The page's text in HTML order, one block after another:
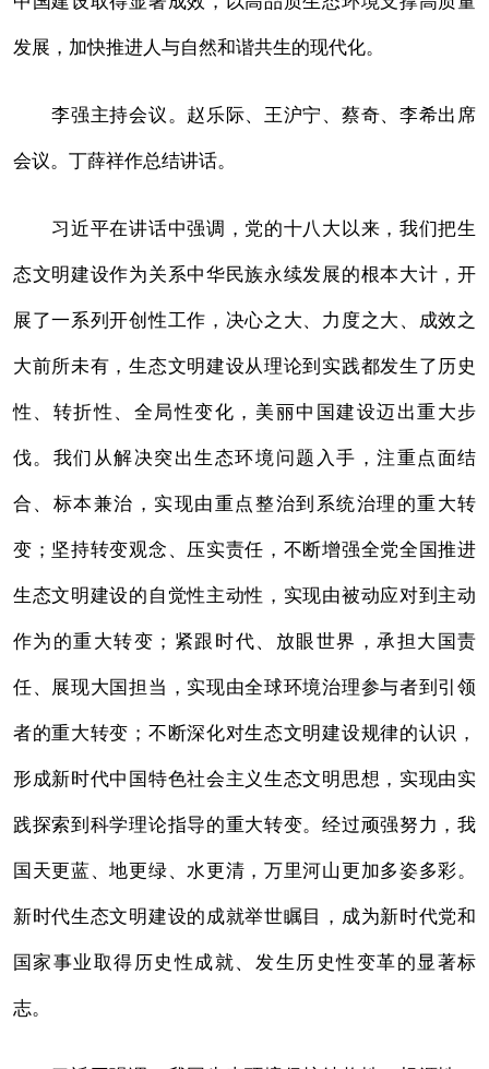
发展，加快推进人与自然和谐共生的现代化。
李强主持会议。赵乐际、王沪宁、蔡奇、李希出席
会议。丁薛祥作总结讲话。
习近平在讲话中强调，党的十八大以来，我们把生
态文明建设作为关系中华民族永续发展的根本大计，开
展了一系列开创性工作，决心之大、力度之大、成效之
大前所未有，生态文明建设从理论到实践都发生了历史
性、转折性、全局性变化，美丽中国建设迈出重大步
伐。我们从解决突出生态环境问题入手，注重点面结
合、标本兼治，实现由重点整治到系统治理的重大转
变；坚持转变观念、压实责任，不断增强全党全国推进
生态文明建设的自觉性主动性，实现由被动应对到主动
作为的重大转变；紧跟时代、放眼世界，承担大国责
任、展现大国担当，实现由全球环境治理参与者到引领
者的重大转变；不断深化对生态文明建设规律的认识，
形成新时代中国特色社会主义生态文明思想，实现由实
践探索到科学理论指导的重大转变。经过顽强努力，我
国天更蓝、地更绿、水更清，万里河山更加多姿多彩。
新时代生态文明建设的成就举世瞩目，成为新时代党和
国家事业取得历史性成就、发生历史性变革的显著标
志。